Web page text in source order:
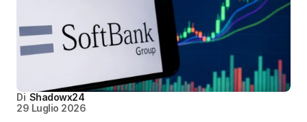
Di Shadowx24
29 Luglio 2026